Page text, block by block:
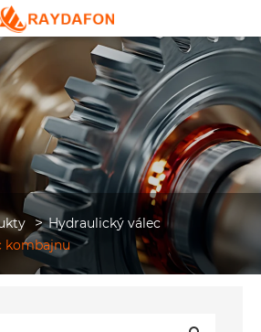
Hydraulický válec
kombajnu